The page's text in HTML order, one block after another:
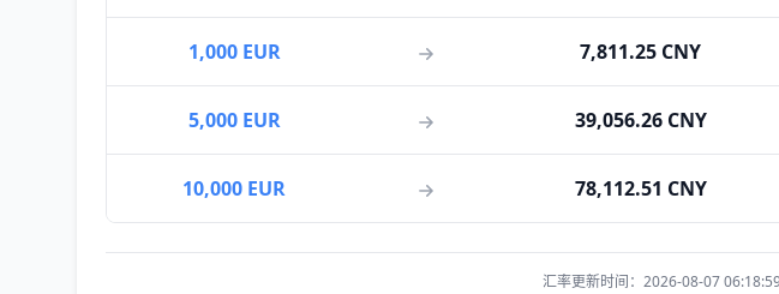
1,000 EUR 7,811.25 CNY
5,000 EUR 39,056.26 CNY
10,000 EUR 78,112.51 CNY
汇率更新时间：2026-08-07